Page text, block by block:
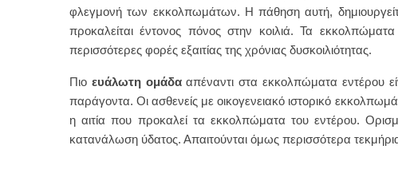
φλεγμονή των εκκολπωμάτων. Η πάθηση αυτή,
προκαλείται έντονος πόνος στην κοιλιά. Τα
περισσότερες φορές εξαιτίας της χρόνιας δυσκοιλιότητας.
Πιο ευάλωτη ομάδααπέναντι στα εκκολπώματα εντέρου
παράγοντα. Οι ασθενείς με οικογενειακό ιστορικό
η αιτία που προκαλεί τα εκκολπώματα του εντέρου.
κατανάλωση ύδατος. Απαιτούνται όμως περισσότερα